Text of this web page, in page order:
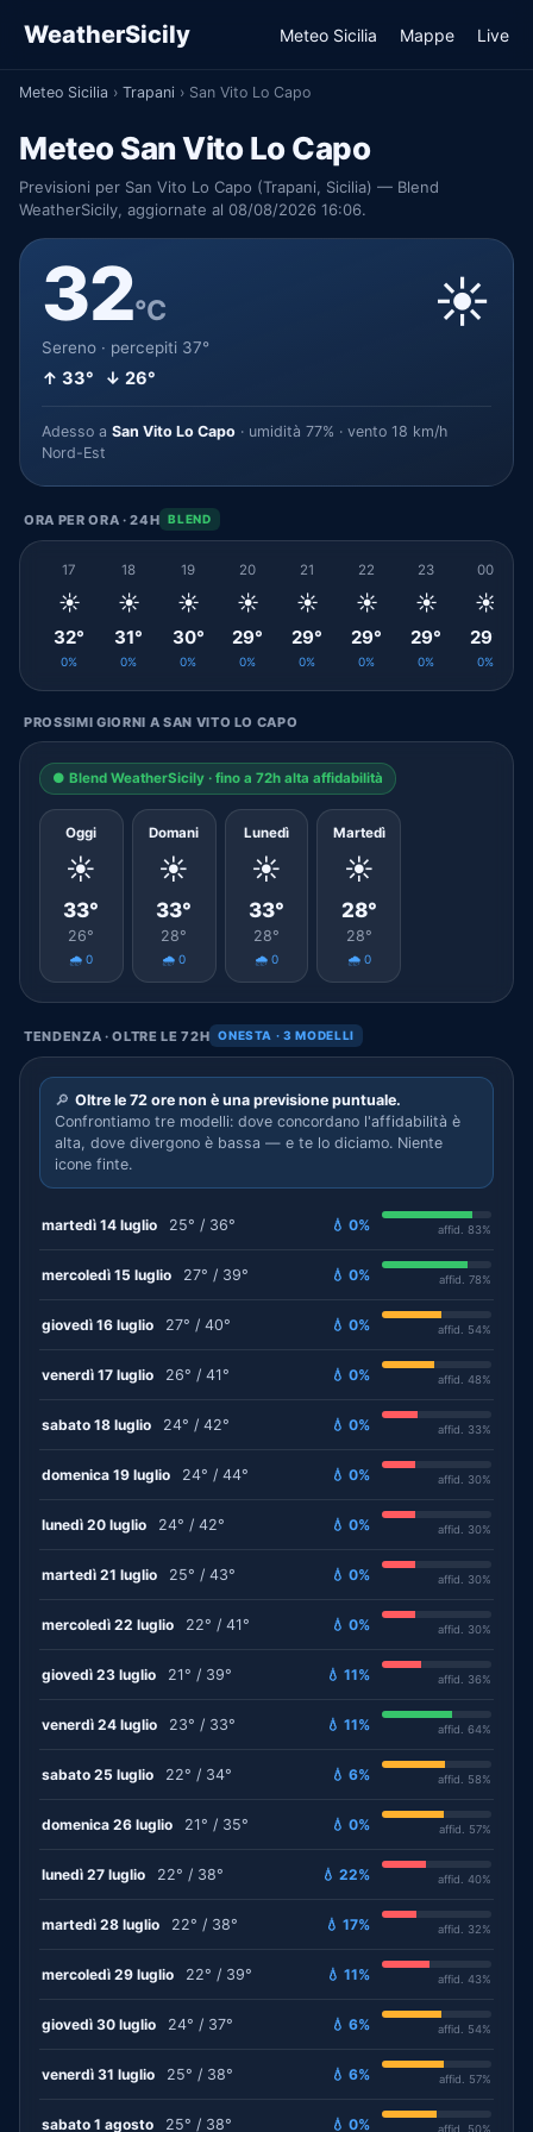
WeatherSicily Meteo Sicilia Mappe Live
Meteo Sicilia › Trapani › San Vito Lo Capo
Meteo San Vito Lo Capo
Previsioni per San Vito Lo Capo (Trapani, Sicilia) — Blend
WeatherSicily, aggiornate al 08/08/2026 16:06.
32°C
Sereno · percepiti 37°
↑ 33° ↓ 26°
☀️
Adesso a San Vito Lo Capo · umidità 77% · vento 18 km/h
Nord-Est
ORA PER ORA · 24H BLEND
17
☀️
32°
0%
18
☀️
31°
0%
19
☀️
30°
0%
20
☀️
29°
0%
21
☀️
29°
0%
22
☀️
29°
0%
23
☀️
29°
0%
00
☀️
29°
0%
PROSSIMI GIORNI A SAN VITO LO CAPO
● Blend WeatherSicily · fino a 72h alta affidabilità
Oggi
☀️
33°
26°
🌧️ 0
Domani
☀️
33°
28°
🌧️ 0
Lunedì
☀️
33°
28°
🌧️ 0
Martedì
☀️
28°
28°
🌧️ 0
TENDENZA · OLTRE LE 72H ONESTA · 3 MODELLI
🔎 Oltre le 72 ore non è una previsione puntuale.
Confrontiamo tre modelli: dove concordano l'affidabilità è
alta, dove divergono è bassa — e te lo diciamo. Niente
icone finte.
martedì 14 luglio 25° / 36° 💧 0% affid. 83%
mercoledì 15 luglio 27° / 39° 💧 0% affid. 78%
giovedì 16 luglio 27° / 40° 💧 0% affid. 54%
venerdì 17 luglio 26° / 41° 💧 0% affid. 48%
sabato 18 luglio 24° / 42° 💧 0% affid. 33%
domenica 19 luglio 24° / 44° 💧 0% affid. 30%
lunedì 20 luglio 24° / 42° 💧 0% affid. 30%
martedì 21 luglio 25° / 43° 💧 0% affid. 30%
mercoledì 22 luglio 22° / 41° 💧 0% affid. 30%
giovedì 23 luglio 21° / 39° 💧 11% affid. 36%
venerdì 24 luglio 23° / 33° 💧 11% affid. 64%
sabato 25 luglio 22° / 34° 💧 6% affid. 58%
domenica 26 luglio 21° / 35° 💧 0% affid. 57%
lunedì 27 luglio 22° / 38° 💧 22% affid. 40%
martedì 28 luglio 22° / 38° 💧 17% affid. 32%
mercoledì 29 luglio 22° / 39° 💧 11% affid. 43%
giovedì 30 luglio 24° / 37° 💧 6% affid. 54%
venerdì 31 luglio 25° / 38° 💧 6% affid. 57%
sabato 1 agosto 25° / 38° 💧 0% affid. 50%